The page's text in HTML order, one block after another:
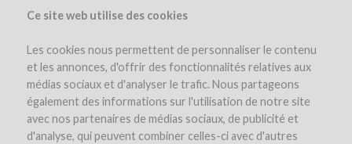
Ce site web utilise des cookies
Les cookies nous permettent de personnaliser le contenu
et les annonces, d'offrir des fonctionnalités relatives aux
médias sociaux et d'analyser le trafic. Nous partageons
également des informations sur l'utilisation de notre site
avec nos partenaires de médias sociaux, de publicité et
d'analyse, qui peuvent combiner celles-ci avec d'autres
the project